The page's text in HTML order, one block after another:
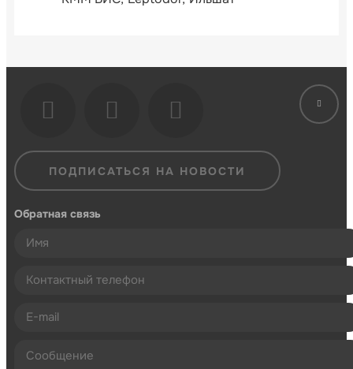
ПОДПИСАТЬСЯ НА НОВОСТИ
Обратная связь